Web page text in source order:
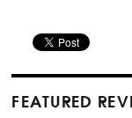
FEATURED